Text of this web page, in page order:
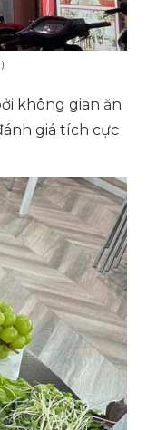
không gian ăn
giá tích cực